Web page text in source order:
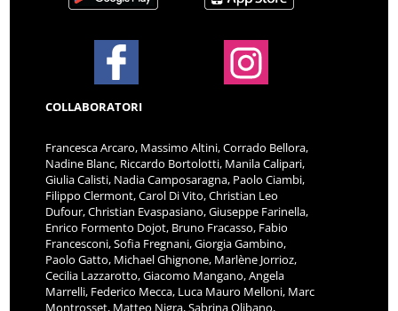
COLLABORATORI
Francesca Arcaro, Massimo Altini, Corrado Bellora,
Nadine Blanc, Riccardo Bortolotti, Manila Calipari,
Giulia Calisti, Nadia Camposaragna, Paolo Ciambi,
Filippo Clermont, Carol Di Vito, Christian Leo
Dufour, Christian Evaspasiano, Giuseppe Farinella,
Enrico Formento Dojot, Bruno Fracasso, Fabio
Francesconi, Sofia Fregnani, Giorgia Gambino,
Paolo Gatto, Michael Ghignone, Marlène Jorrioz,
Cecilia Lazzarotto, Giacomo Mangano, Angela
Marrelli, Federico Mecca, Luca Mauro Melloni, Marc
Montrosset, Matteo Nigra, Sabrina Olibano,